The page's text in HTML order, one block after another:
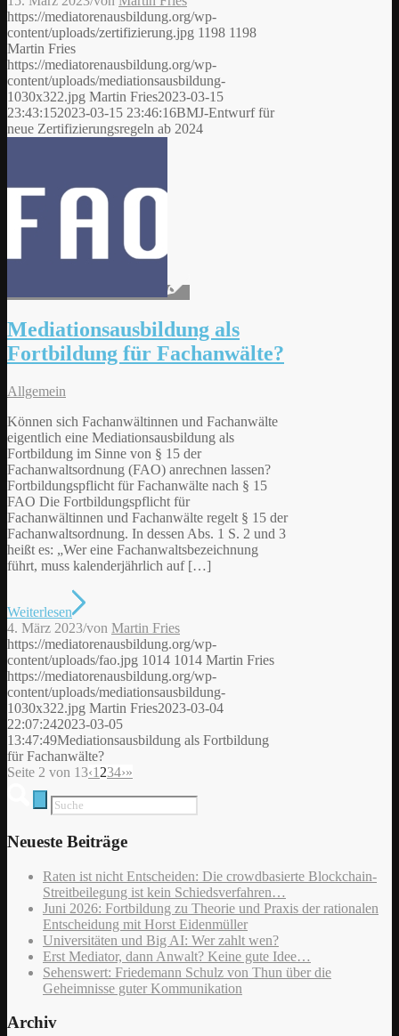
https://mediatorenausbildung.org/wp-
content/uploads/zertifizierung.jpg 1198 1198
Martin Fries
https://mediatorenausbildung.org/wp-
content/uploads/mediationsausbildung-
1030x322.jpg Martin Fries2023-03-15
23:43:152023-03-15 23:46:16BMJ-Entwurf für
neue Zertifizierungsregeln ab 2024
Mediationsausbildung als
Fortbildung für Fachanwälte?
Allgemein
Können sich Fachanwältinnen und Fachanwälte
eigentlich eine Mediationsausbildung als
Fortbildung im Sinne von § 15 der
Fachanwaltsordnung (FAO) anrechnen lassen?
Fortbildungspflicht für Fachanwälte nach § 15
FAO Die Fortbildungspflicht für
Fachanwältinnen und Fachanwälte regelt § 15 der
Fachanwaltsordnung. In dessen Abs. 1 S. 2 und 3
heißt es: „Wer eine Fachanwaltsbezeichnung
führt, muss kalenderjährlich auf […]
Weiterlesen
4. März 2023/von Martin Fries
https://mediatorenausbildung.org/wp-
content/uploads/fao.jpg 1014 1014 Martin Fries
https://mediatorenausbildung.org/wp-
content/uploads/mediationsausbildung-
1030x322.jpg Martin Fries2023-03-04
22:07:242023-03-05
13:47:49Mediationsausbildung als Fortbildung
für Fachanwälte?
Seite 2 von 13‹1 234›»
Neueste Beiträge
Raten ist nicht Entscheiden: Die crowdbasierte Blockchain-
Streitbeilegung ist kein Schiedsverfahren…
Juni 2026: Fortbildung zu Theorie und Praxis der rationalen
Entscheidung mit Horst Eidenmüller
Universitäten und Big AI: Wer zahlt wen?
Erst Mediator, dann Anwalt? Keine gute Idee…
Sehenswert: Friedemann Schulz von Thun über die
Geheimnisse guter Kommunikation
Archiv